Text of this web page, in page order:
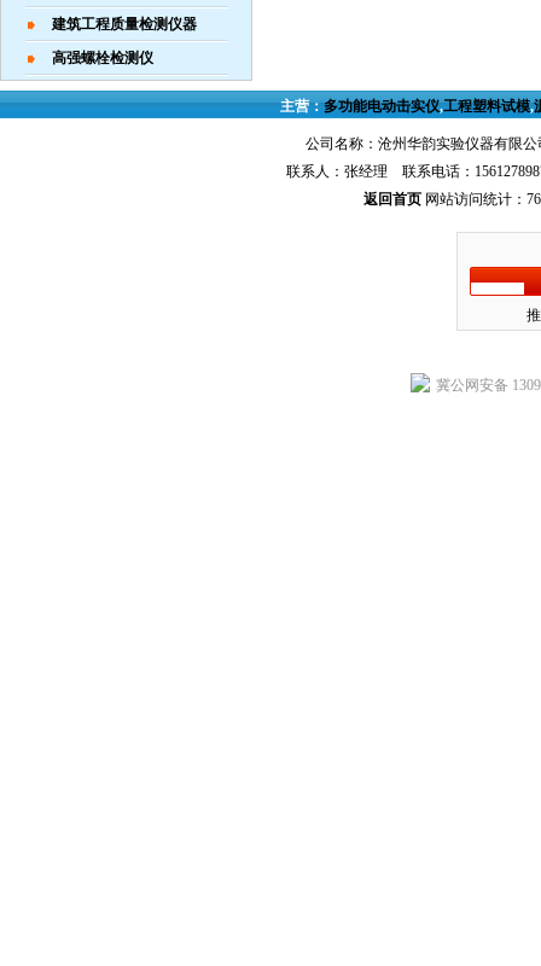
建筑工程质量检测仪器
高强螺栓检测仪
主营：多功能电动击实仪,工程塑料试模,
公司名称：沧州华韵实验仪器有限
联系人：张经理 联系电话：
返回首页网站访问统计：
冀公网安备